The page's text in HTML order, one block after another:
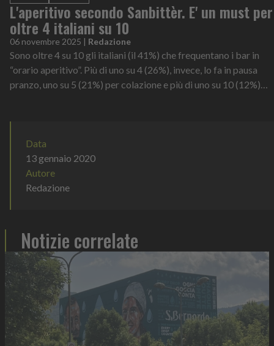
L'aperitivo secondo Sanbittèr. E' un must per
oltre 4 italiani su 10
06 novembre 2025 | Redazione
Sono oltre 4 su 10 gli italiani (il 41%) che frequentano i bar in
“orario aperitivo”. Più di uno su 4 (26%), invece, lo fa in pausa
pranzo, uno su 5 (21%) per colazione e più di uno su 10 (12%)
Data
13 gennaio 2020
Autore
Redazione
Notizie correlate